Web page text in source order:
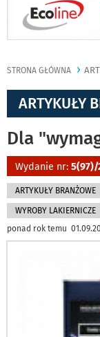
STRONA GŁÓWNA
ARTYKUŁY
Dla
Wydanie nr: 5(97)/
ARTYKUŁY BRANŻOWE
WYROBY LAKIERNICZE
ponad rok temu